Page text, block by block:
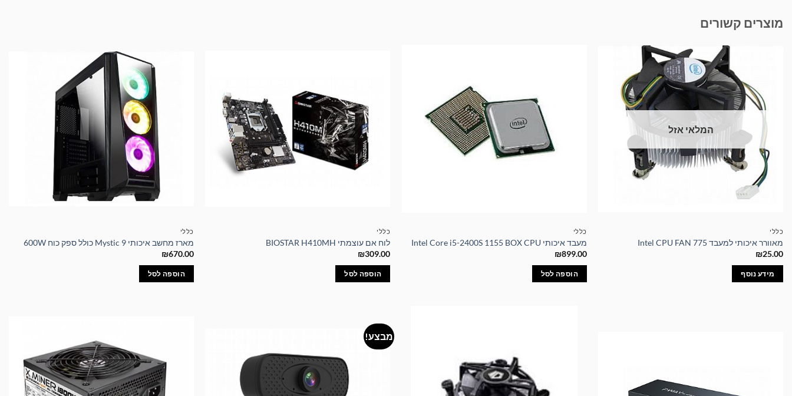
מוצרים קשורים
המלאי אזל
כללי
מאוורר איכותי למעבד Intel CPU FAN 775
₪25.00
מידע נוסף
כללי
מעבד איכותי Intel Core i5-2400S 1155 BOX CPU
₪899.00
הוספה לסל
כללי
לוח אם עוצמתי BIOSTAR H410MH
₪309.00
הוספה לסל
כללי
מארז מחשב איכותי Mystic 9 כולל ספק כוח 600W
₪670.00
הוספה לסל
מבצע!